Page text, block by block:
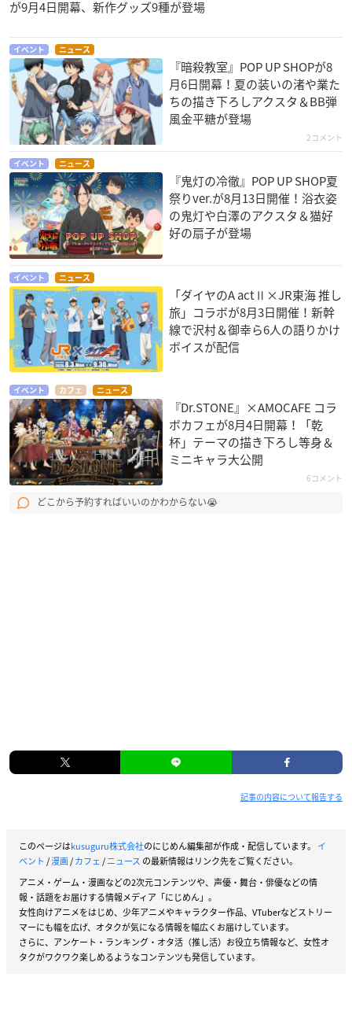
が9月4日開幕、新作グッズ9種が登場
イベント ニュース
『暗殺教室』POP UP SHOPが8
月6日開幕！夏の装いの渚や業た
ちの描き下ろしアクスタ＆BB弾
風金平糖が登場
2コメント
イベント ニュース
『鬼灯の冷徹』POP UP SHOP夏
祭りver.が8月13日開催！浴衣姿
の鬼灯や白澤のアクスタ＆猫好
好の扇子が登場
イベント ニュース
「ダイヤのA actⅡ×JR東海 推し
旅」コラボが8月3日開催！新幹
線で沢村＆御幸ら6人の語りかけ
ボイスが配信
イベント カフェ ニュース
『Dr.STONE』×AMOCAFE コラ
ボカフェが8月4日開幕！「乾
杯」テーマの描き下ろし等身＆
ミニキャラ大公開
6コメント
どこから予約すればいいのかわからない😭
記事の内容について報告する
このページはkusuguru株式会社のにじめん編集部が作成・配信しています。 イ
ベント /漫画/カフェ/ニュース の最新情報はリンク先をご覧ください。
アニメ・ゲーム・漫画などの2次元コンテンツや、声優・舞台・俳優などの情
報・話題をお届けする情報メディア「にじめん」。
女性向けアニメをはじめ、少年アニメやキャラクター作品、VTuberなどストリー
マーにも幅を広げ、オタクが気になる情報を幅広くお届けしています。
さらに、アンケート・ランキング・オタ活（推し活）お役立ち情報など、女性オ
タクがワクワク楽しめるようなコンテンツも発信しています。